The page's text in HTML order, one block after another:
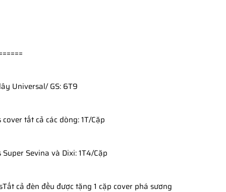
Universal/ GS: 6T9
cover tất cả các dòng: 1T/Cặp
Super Sevina và Dixi: 1T4/Cặp
Tất cả đèn đều được tặng 1 cặp cover phá sương